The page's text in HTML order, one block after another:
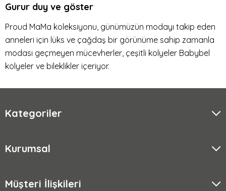
Gurur duy ve göster
Proud MaMa koleksiyonu, günümüzün modayı takip eden
anneleri için lüks ve çağdaş bir görünüme sahip zamanla
modası geçmeyen mücevherler, çeşitli kolyeler Babybel
kolyeler ve bileklikler içeriyor.
Kategoriler
Kurumsal
Müşteri İlişkileri